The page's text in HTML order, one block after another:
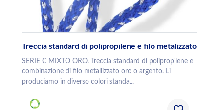
Treccia standard di polipropilene e filo metalizzato
SERIE C MIXTO ORO. Treccia standard di polipropilene e
combinazione di filo metallizzato oro o argento. Li
produciamo in diverso colori standa...